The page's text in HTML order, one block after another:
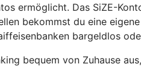
ermöglicht. Das SiZE-
bekommst du eine
bargeldlos
bequem von Zuhause